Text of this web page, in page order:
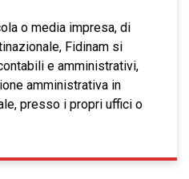
o media impresa, di
Fidinam si
e amministrativi,
amministrativa in
presso i propri uffici o